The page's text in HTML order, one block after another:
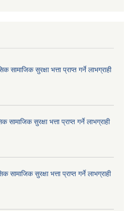
सुरक्षा भत्ता प्राप्त गर्ने लाभग्राही
सुरक्षा भत्ता प्राप्त गर्ने लाभग्राही
सुरक्षा भत्ता प्राप्त गर्ने लाभग्राही